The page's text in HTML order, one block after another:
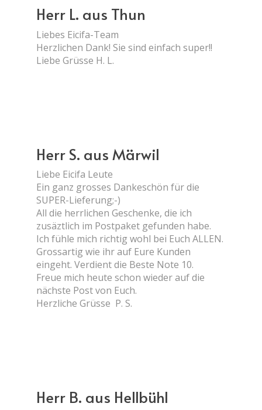
Herr L. aus Thun
Liebes Eicifa-Team
Herzlichen Dank! Sie sind einfach super!!
Liebe Grüsse H. L.
Herr S. aus Märwil
Liebe Eicifa Leute
Ein ganz grosses Dankeschön für die
SUPER-Lieferung;-)
All die herrlichen Geschenke, die ich
zusäztlich im Postpaket gefunden habe.
Ich fühle mich richtig wohl bei Euch ALLEN.
Grossartig wie ihr auf Eure Kunden
eingeht. Verdient die Beste Note 10.
Freue mich heute schon wieder auf die
nächste Post von Euch.
Herzliche Grüsse P. S.
Herr B. aus Hellbühl